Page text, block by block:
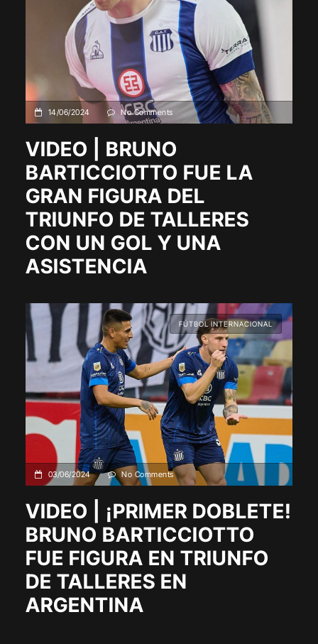
14/06/2024 No Comments
VIDEO | BRUNO
BARTICCIOTTO FUE LA
GRAN FIGURA DEL
TRIUNFO DE TALLERES
CON UN GOL Y UNA
ASISTENCIA
FÚTBOL INTERNACIONAL
03/06/2024 No Comments
VIDEO | ¡PRIMER DOBLETE!
BRUNO BARTICCIOTTO
FUE FIGURA EN TRIUNFO
DE TALLERES EN
ARGENTINA